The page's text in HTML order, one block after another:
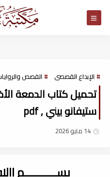
الإبداع القصصى القصص
تحميل كتاب الدمعة
ستيفانو بيني , pdf
14 مايو 2026